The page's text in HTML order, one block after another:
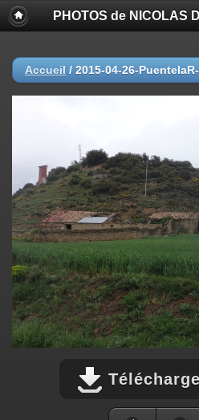
PHOTOS de NICOLAS
Accueil / 2015-04-26-